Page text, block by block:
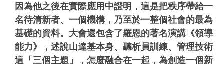
因為他之後在實際應用中證明，這是把秩序帶給一
名待清新者、一個機構，乃至於一整個社會的最為
基礎的資料。大會還包含了羅恩的著名演講《領導
能力》，述說山達基本身、聽析員訓練、管理技術
這「三個主題」，怎麼融合在一起，為創造一個新